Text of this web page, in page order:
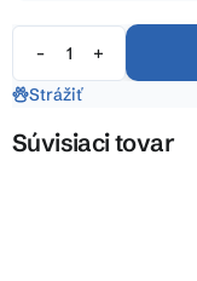
Strážiť
Súvisiaci tovar